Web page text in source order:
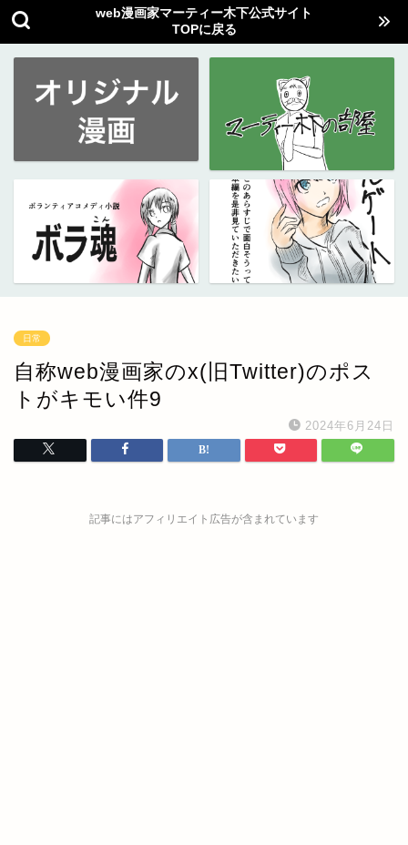
web漫画家マーティー木下公式サイト
TOPに戻る
日常
自称web漫画家のx(旧Twitter)のポス
トがキモい件9
2024年6月24日
記事にはアフィリエイト広告が含まれています